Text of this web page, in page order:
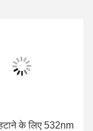
Nd Yag बाल हटाने